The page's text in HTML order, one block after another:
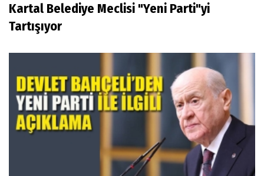
Kartal Belediye Meclisi "Yeni Parti"yi
Tartışıyor